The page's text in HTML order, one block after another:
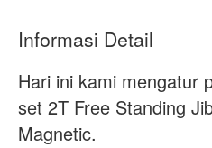
Informasi Detail
Hari ini kami mengatur
set 2T Free Standing
Magnetic.